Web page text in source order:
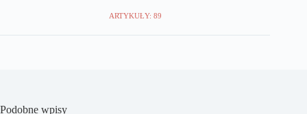
ARTYKUŁY: 89
Podobne wpisy